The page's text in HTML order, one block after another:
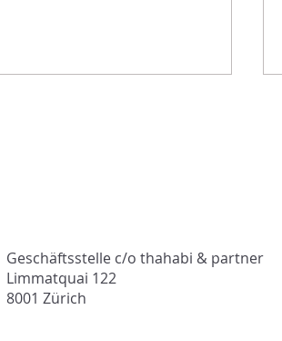
Count on us - Engagement
zu Gunsten der Ausbildung
auf allen Ebenen
Geschäftsstelle c/o thahabi & partner
Limmatquai 122
8001 Zürich